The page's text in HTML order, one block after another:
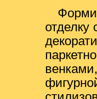
отделку